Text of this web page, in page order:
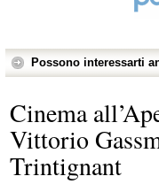
Possono interessarti
Cinema
Vittorio
Trintignant